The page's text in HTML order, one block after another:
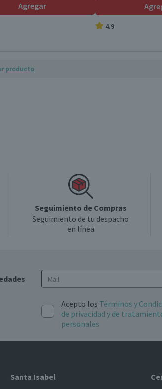
Agregar
4.9
producto
Seguimiento de Compras
Seguimiento de tu despacho
en línea
Acepto los Términos y
de privacidad y de
personales
Santa Isabel